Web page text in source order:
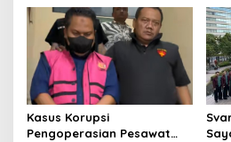
kepada pelajar UPTD SMPN
23
Kasus Korupsi
Pengoperasian Pesawat